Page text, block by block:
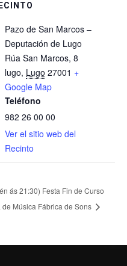
Pazo de San Marcos –
Deputación de Lugo
Rúa San Marcos, 8
lugo, Lugo 27001 +
Google Map
Teléfono
982 26 00 00
Ver el sitio web del
Recinto
ás 21:30) Festa Fin de Curso
de Música Fábrica de Sons